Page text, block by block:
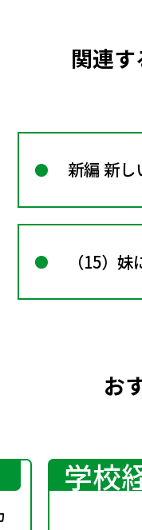
関連
新編 新し
（15）妹
お
学校